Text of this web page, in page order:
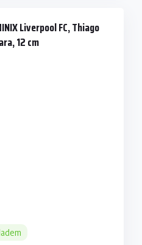
Liverpool FC, Thiago
12 cm